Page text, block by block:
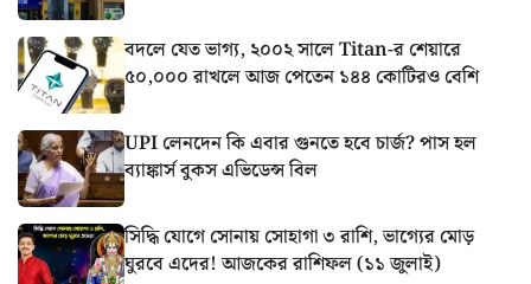
বদলে যেত ভাগ্য, ২০০২ সালে Titan-র শেয়ারে
৫০,০০০ রাখলে আজ পেতেন ১৪৪ কোটিরও বেশি
UPI লেনদেন কি এবার গুনতে হবে চার্জ? পাস হল
ব্যাঙ্কার্স বুকস এভিডেন্স বিল
সিদ্ধি যোগে সোনায় সোহাগা ৩ রাশি, ভাগ্যের মোড়
ঘুরবে এদের! আজকের রাশিফল (১১ জুলাই)